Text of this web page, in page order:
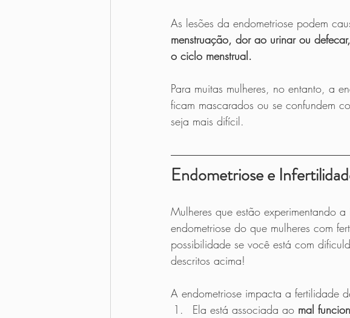
As lesões da endometriose podem
menstruação, dor ao urinar ou
o ciclo menstrual.
Para muitas mulheres, no entanto, a
ficam mascarados ou se confundem
seja mais difícil.
Endometriose e
Mulheres que estão experimentando
endometriose do que mulheres com
possibilidade se você está com
descritos acima!
A endometriose impacta a fertilidade
Ela está associada ao mal